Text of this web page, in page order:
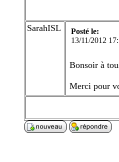
SarahISL
Posté le:
13/11/2012
Merci pour